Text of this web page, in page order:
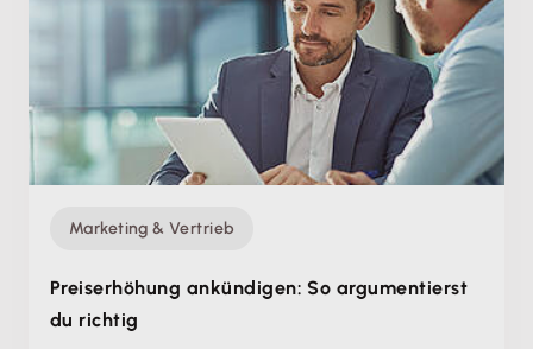
Marketing & Vertrieb
Preiserhöhung ankündigen: So argumentierst
du richtig